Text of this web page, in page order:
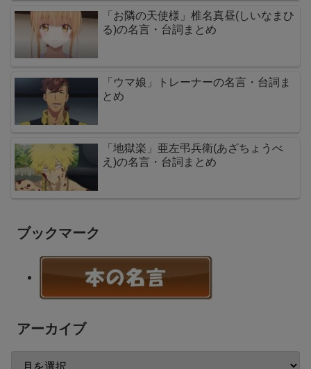
「お隣の天使様」椎名真昼(しいなまひ
る)の名言・台詞まとめ
「ウマ娘」トレーナーの名言・台詞ま
とめ
「地獄楽」亜左弔兵衛(あざちょうべ
え)の名言・台詞まとめ
ブックマーク
アーカイブ